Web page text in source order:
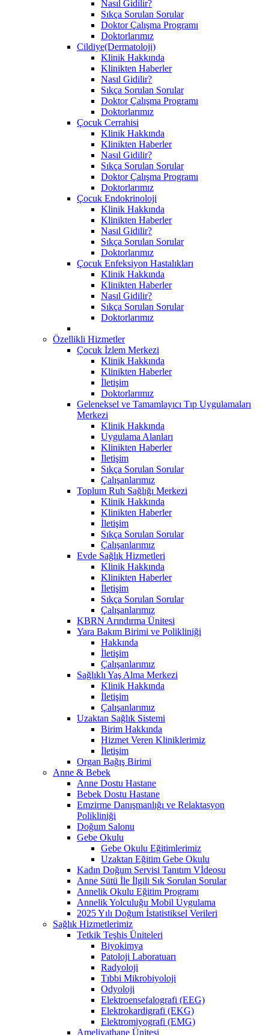
Nasıl Gidilir?
Sıkça Sorulan Sorular
Doktor Çalışma Programı
Doktorlarımız
Cildiye(Dermatoloji)
Klinik Hakkında
Klinikten Haberler
Nasıl Gidilir?
Sıkça Sorulan Sorular
Doktor Çalışma Programı
Doktorlarımız
Çocuk Cerrahisi
Klinik Hakkında
Klinikten Haberler
Nasıl Gidilir?
Sıkça Sorulan Sorular
Doktor Çalışma Programı
Doktorlarımız
Çocuk Endokrinoloji
Klinik Hakkında
Klinikten Haberler
Nasıl Gidilir?
Sıkça Sorulan Sorular
Doktorlarımız
Çocuk Enfeksiyon Hastalıkları
Klinik Hakkında
Klinikten Haberler
Nasıl Gidilir?
Sıkça Sorulan Sorular
Doktorlarımız
Özellikli Hizmetler
Çocuk İzlem Merkezi
Klinik Hakkında
Klinikten Haberler
İletişim
Doktorlarımız
Geleneksel ve Tamamlayıcı Tıp Uygulamaları
Merkezi
Klinik Hakkında
Uygulama Alanları
Klinikten Haberler
İletişim
Sıkça Sorulan Sorular
Çalışanlarımız
Toplum Ruh Sağlığı Merkezi
Klinik Hakkında
Klinikten Haberler
İletişim
Sıkça Sorulan Sorular
Çalışanlarımız
Evde Sağlık Hizmetleri
Klinik Hakkında
Klinikten Haberler
İletişim
Sıkça Sorulan Sorular
Çalışanlarımız
KBRN Arındırma Ünitesi
Yara Bakım Birimi ve Polikliniği
Hakkında
İletişim
Çalışanlarımız
Sağlıklı Yaş Alma Merkezi
Klinik Hakkında
İletişim
Çalışanlarımız
Uzaktan Sağlık Sistemi
Birim Hakkında
Hizmet Veren Kliniklerimiz
İletişim
Organ Bağış Birimi
Anne & Bebek
Anne Dostu Hastane
Bebek Dostu Hastane
Emzirme Danışmanlığı ve Relaktasyon
Polikliniği
Doğum Salonu
Gebe Okulu
Gebe Okulu Eğitimlerimiz
Uzaktan Eğitim Gebe Okulu
Kadın Doğum Servisi Tanıtım Vİdeosu
Anne Sütü İle İlgili Sık Sorulan Sorular
Annelik Okulu Eğitim Programı
Annelik Yolculuğu Mobil Uygulama
2025 Yılı Doğum İstatistiksel Verileri
Sağlık Hizmetlerimiz
Tetkik Teşhis Üniteleri
Biyokimya
Patoloji Laboratuarı
Radyoloji
Tıbbi Mikrobiyoloji
Odyoloji
Elektroensefalografi (EEG)
Elektrokardigrafi (EKG)
Elektromiyografi (EMG)
Ameliyathane Ünitesi